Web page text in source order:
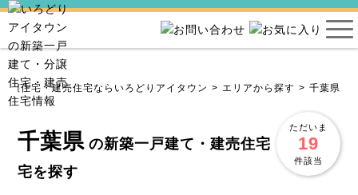
譲住宅・建売住宅ならいろどりアイタウン エリアから探す 千葉県
千葉県 の新築一戸建て・建売住宅・分譲住
宅を探す
ただいま
19
件該当